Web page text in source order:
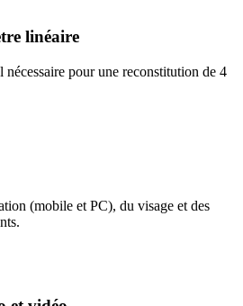
linéaire
pour une reconstitution de 4
(mobile et PC), du visage et des